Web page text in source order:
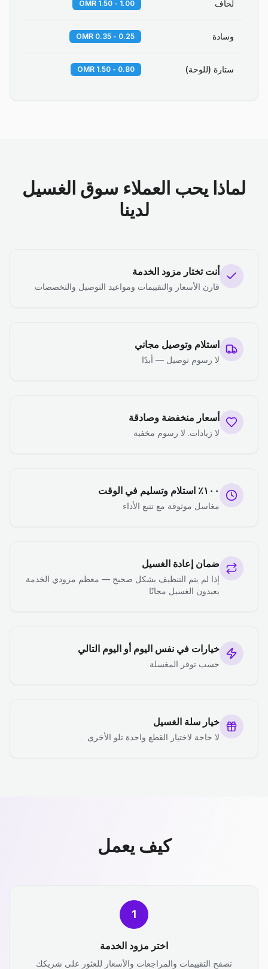
لحاف 1.00 - 1.50 OMR
وسادة 0.25 - 0.35 OMR
ستارة (للوحة) 0.80 - 1.50 OMR
لماذا يحب العملاء سوق الغسيل
لدينا
أنت تختار مزود الخدمة
قارن الأسعار والتقييمات ومواعيد التوصيل والتخصصات
استلام وتوصيل مجاني
لا رسوم توصيل — أبدًا
أسعار منخفضة وصادقة
لا زيادات. لا رسوم مخفية
١٠٠٪ استلام وتسليم في الوقت
مغاسل موثوقة مع تتبع الأداء
ضمان إعادة الغسيل
إذا لم يتم التنظيف بشكل صحيح — معظم مزودي الخدمة
يعيدون الغسيل مجانًا
خيارات في نفس اليوم أو اليوم التالي
حسب توفر المغسلة
خيار سلة الغسيل
لا حاجة لاختيار القطع واحدة تلو الأخرى
كيف يعمل
1
اختر مزود الخدمة
تصفح التقييمات والمراجعات والأسعار للعثور على شريكك